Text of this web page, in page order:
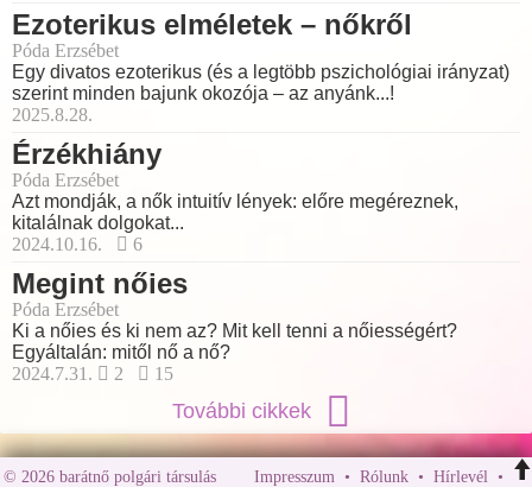
Ezoterikus elméletek – nőkről
Póda Erzsébet
Egy divatos ezoterikus (és a legtöbb pszichológiai irányzat)
szerint minden bajunk okozója – az anyánk...!
2025.8.28.
Érzékhiány
Póda Erzsébet
Azt mondják, a nők intuitív lények: előre megéreznek,
kitalálnak dolgokat...
2024.10.16.
6
Megint nőies
Póda Erzsébet
Ki a nőies és ki nem az? Mit kell tenni a nőiességért?
Egyáltalán: mitől nő a nő?
2024.7.31.
2 15
További cikkek
© 2026 barátnő polgári társulás Impresszum• Rólunk• Hírlevél•